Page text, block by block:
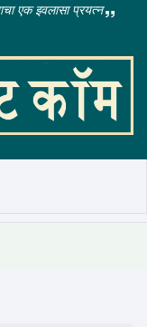
एक इवलासा प्रयत्न